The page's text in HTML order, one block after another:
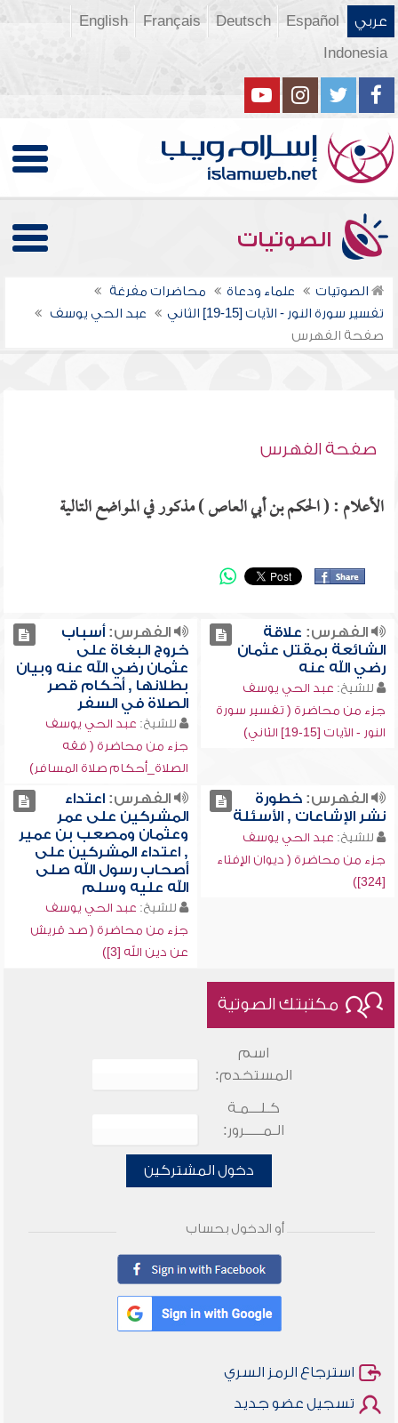
عربي Español
Deutsch
Français
English
Indonesia
الصوتيات
الصوتيات علماء ودعاة
محاضرات مفرغة
تفسير سورة النور - الآيات [15-19] الثاني
عبد الحي يوسف
صفحة الفهرس
صفحة الفهرس
الأعلام : ( الحكم بن أبي العاص ) مذكور في المواضع التالية
الفهرس: علاقة
الشائعة بمقتل عثمان
رضي الله عنه
للشيخ: عبد الحي يوسف
جزء من محاضرة ( تفسير سورة
النور - الآيات [15-19] الثاني)
الفهرس:أسباب
خروج البغاة على
عثمان رضي الله عنه وبيان
بطلانها , أحكام قصر
الصلاة في السفر
للشيخ: عبد الحي يوسف
جزء من محاضرة ( فقه
الصلاة_أحكام صلاة المسافر)
الفهرس:خطورة
نشر الإشاعات , الأسئلة
للشيخ: عبد الحي يوسف
جزء من محاضرة ( ديوان الإفتاء
[324])
الفهرس:اعتداء
المشركين على عمر
وعثمان ومصعب بن عمير
, اعتداء المشركين على
أصحاب رسول الله صلى
الله عليه وسلم
للشيخ: عبد الحي يوسف
جزء من محاضرة ( صد قريش
عن دين الله [3])
مكتبتك الصوتية
اسم
المستخدم:
كـلـــمـة
الـمـــــرور:
دخول المشتركين
أو الدخول بحساب
استرجاع الرمز السري
تسجيل عضو جديد